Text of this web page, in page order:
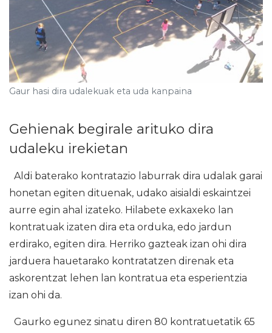
Gaur hasi dira udalekuak eta uda kanpaina
Gehienak begirale arituko dira
udaleku irekietan
Aldi baterako kontratazio laburrak dira udalak garai
honetan egiten dituenak, udako aisialdi eskaintzei
aurre egin ahal izateko. Hilabete exkaxeko lan
kontratuak izaten dira eta orduka, edo jardun
erdirako, egiten dira. Herriko gazteak izan ohi dira
jarduera hauetarako kontratatzen direnak eta
askorentzat lehen lan kontratua eta esperientzia
izan ohi da.
Gaurko egunez sinatu diren 80 kontratuetatik 65